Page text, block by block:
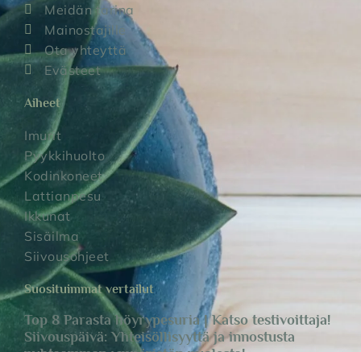
Meidän tarina
Mainostajille
Ota yhteyttä
Evästeet
Aiheet
Imurit
Pyykkihuolto
Kodinkoneet
Lattianpesu
Ikkunat
Sisäilma
Siivousohjeet
Suosituimmat vertailut
Top 8 Parasta höyrypesuria | Katso testivoittaja!
Siivouspäivä: Yhteisöllisyyttä ja innostusta